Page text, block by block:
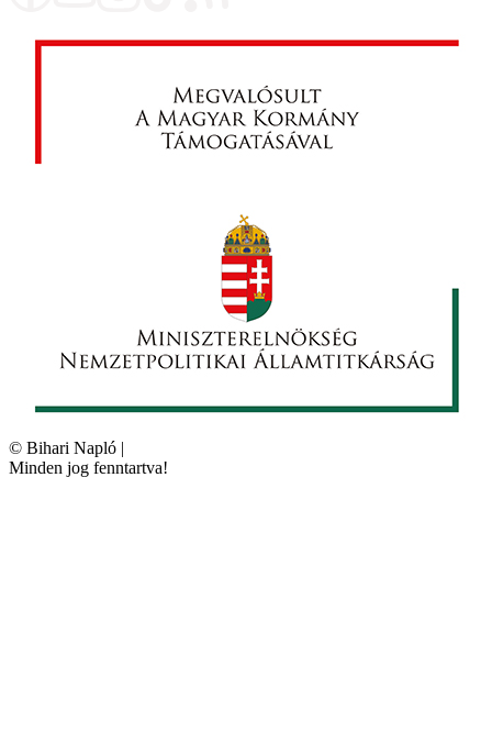
© Bihari Napló |
Minden jog fenntartva!